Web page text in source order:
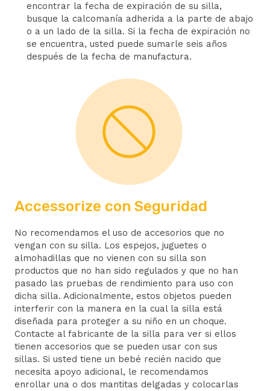
encontrar la fecha de expiración de su silla,
busque la calcomanía adherida a la parte de abajo
o a un lado de la silla. Si la fecha de expiración no
se encuentra, usted puede sumarle seis años
después de la fecha de manufactura.
Accessorize con Seguridad
No recomendamos el uso de accesorios que no
vengan con su silla. Los espejos, juguetes o
almohadillas que no vienen con su silla son
productos que no han sido regulados y que no han
pasado las pruebas de rendimiento para uso con
dicha silla. Adicionalmente, estos objetos pueden
interferir con la manera en la cual la silla está
diseñada para proteger a su niño en un choque.
Contacte al fabricante de la silla para ver si ellos
tienen accesorios que se pueden usar con sus
sillas. Si usted tiene un bebé recién nacido que
necesita apoyo adicional, le recomendamos
enrollar una o dos mantitas delgadas y colocarlas